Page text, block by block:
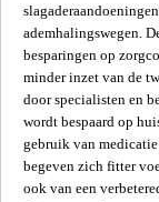
ademhalingswegen.
besparingen op
minder inzet van de
door specialisten en
wordt bespaard op
gebruik van
begeven zich fitter
ook van een